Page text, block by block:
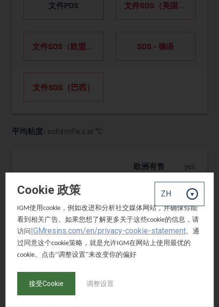
文件PDS 文件SDS（美国） LINK
文件SDS（欧盟） LINK SDS - 德语
文件SDS（巴西）
平均粘度: solid mPa.s at °C
欧洲有售
yes
美国可用
no
yes
在中国有售
yes
Cookie 政策
IGM使用cookie ，例如改进和分析社交媒体网站，并确保你能
看到相关广告。如果您想了解更多关于这些cookie的信息，请
访问IGMresins.com/en/privacy-cookie-statement。通
过同意这个cookie策略，就是允许IGM在网站上使用最优的
cookie。点击“调整设置”来改变你的偏好
接受Cookie 调整设置